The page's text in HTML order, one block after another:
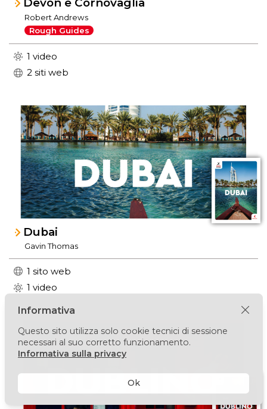
Robert Andrews
Rough Guides
1 video
2 siti web
Dubai
Gavin Thomas
1 sito web
1 video
Informativa
Questo sito utilizza solo cookie tecnici di sessione
necessari al suo corretto funzionamento.
Informativa sulla privacy
Ok